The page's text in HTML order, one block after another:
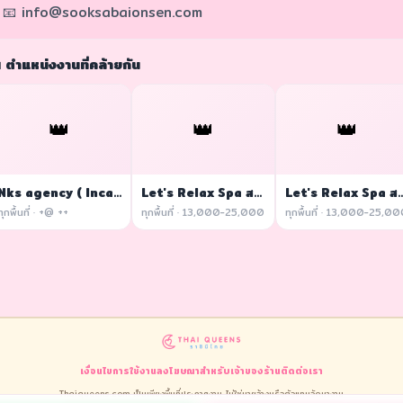
📧 info@sooksabaionsen.com
ตำแหน่งงานที่คล้ายกัน
👑
Nks agency ( Incall / Outcall )
กพื้นที่ · +@ ++
👑
Let's Relax Spa สาขาสยามสแควร์วัน
ทุกพื้นที่ · 13,000-25,000
👑
Let's Relax
ทุกพื้นที่ · 13,000-
เงื่อนไขการใช้งานลงโฆษณาสำหรับเจ้าของร้านติดต่อเรา
Thaiqueens.com เป็นเพียงพื้นที่ประกาศงาน ไม่ใช่นายจ้างหรือตัวแทนจัดหางาน